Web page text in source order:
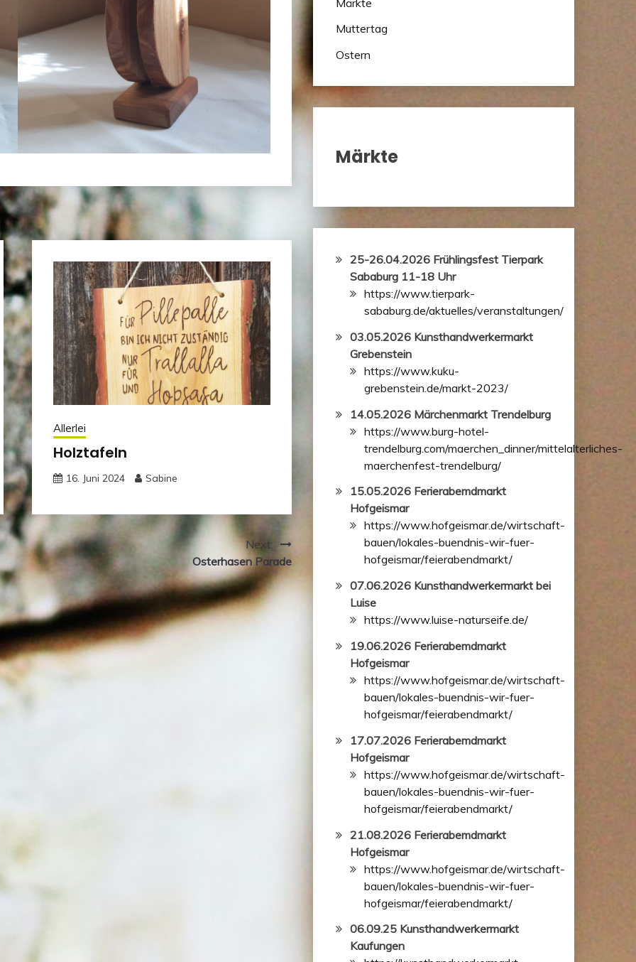
Allerlei
Holztafeln
16. Juni 2024 Sabine
Next:
Osterhasen Parade
Muttertag
Ostern
Märkte
25-26.04.2026 Frühlingsfest Tierpark
Sababurg 11-18 Uhr
https://www.tierpark-
sababurg.de/aktuelles/veranstaltungen/
03.05.2026 Kunsthandwerkermarkt
Grebenstein
https://www.kuku-
grebenstein.de/markt-2023/
14.05.2026 Märchenmarkt Trendelburg
https://www.burg-hotel-
trendelburg.com/maerchen_dinner/mittelalterliches-
maerchenfest-trendelburg/
15.05.2026 Ferierabemdmarkt
Hofgeismar
https://www.hofgeismar.de/wirtschaft-
bauen/lokales-buendnis-wir-fuer-
hofgeismar/feierabendmarkt/
07.06.2026 Kunsthandwerkermarkt bei
Luise
https://www.luise-naturseife.de/
19.06.2026 Ferierabemdmarkt
Hofgeismar
https://www.hofgeismar.de/wirtschaft-
bauen/lokales-buendnis-wir-fuer-
hofgeismar/feierabendmarkt/
17.07.2026 Ferierabemdmarkt
Hofgeismar
https://www.hofgeismar.de/wirtschaft-
bauen/lokales-buendnis-wir-fuer-
hofgeismar/feierabendmarkt/
21.08.2026 Ferierabemdmarkt
Hofgeismar
https://www.hofgeismar.de/wirtschaft-
bauen/lokales-buendnis-wir-fuer-
hofgeismar/feierabendmarkt/
06.09.25 Kunsthandwerkermarkt
Kaufungen